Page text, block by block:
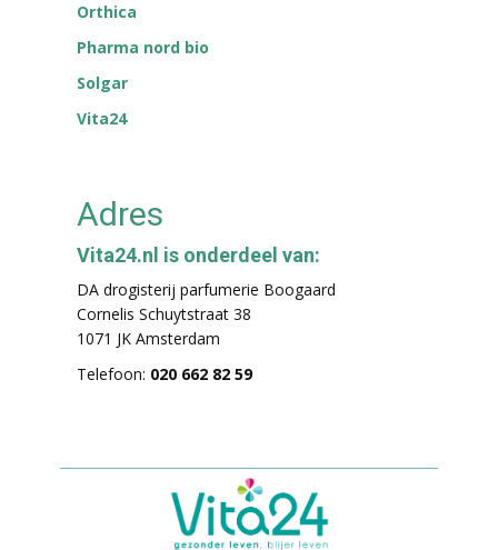
Orthica
Pharma nord bio
Solgar
Vita24
Adres
Vita24.nl is onderdeel van:
DA drogisterij parfumerie Boogaard
Cornelis Schuytstraat 38
1071 JK Amsterdam
Telefoon: 020 662 82 59